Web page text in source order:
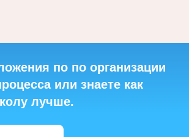
по по организации
или знаете как
лучше.